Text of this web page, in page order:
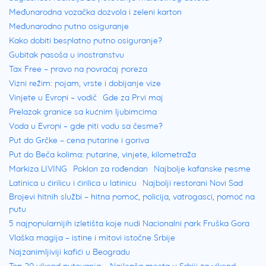
Pešačke oblasti od istorijskog značaja kojima
možete prošetati su Piazza del Signori, Casa
Pigafetta, Corso Palladio. Takođe ovaj grad
bogat je i velikim brojem crkava i katedrala,
a među najznačajnijima su: Chiesa di San
Lorenzo, Santuario della Madonna di Monte
Berico.
Vićenca smeštaj
Vićenca hoteli su najčešći izbor smeštaja
velikog broja turista koji dolaze u ovaj
gradić.Takođe, u ovom gradu postoji i veliki
Međunarodna vozačka dozvola i zeleni karton
Međunarodno putno osiguranje
Kako dobiti besplatno putno osiguranje?
Gubitak pasoša u inostranstvu
Tax Free – pravo na povraćaj poreza
Vizni režim: pojam, vrste i dobijanje vize
Vinjete u Evropi – vodič Gde za Prvi maj
Prelazak granice sa kućnim ljubimcima
Voda u Evropi – gde piti vodu sa česme?
Put do Grčke – cena putarine i goriva
Put do Beča kolima: putarine, vinjete, kilometraža
Markiza LIVING
Poklon za rođendan
Najbolje kafanske pesme
Latinica u ćirilicu i ćirilica u latinicu
Najbolji restorani Novi Sad
Brojevi hitnih službi – hitna pomoć, policija, vatrogasci, pomoć na
putu
5 najpopularnijih izletišta koje nudi Nacionalni park Fruška Gora
Vlaška magija – istine i mitovi istočne Srbije
Najzanimljiviji kafići u Beogradu